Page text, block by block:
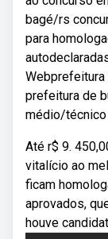
bagé/rs
para
prefeitura de
médio/técnico
Até r$ 9.
vitalício ao
ficam
aprovados,
houve